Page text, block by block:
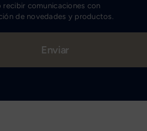
recibir comunicaciones con
de novedades y productos.
Enviar